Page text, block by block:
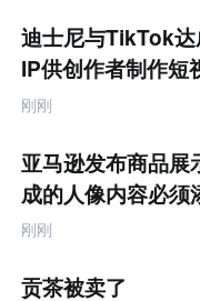
题
迪士尼与TikTok
IP供创作者制作短
刚刚
亚马逊发布商品展
成的人像内容必须
据
刚刚
贡茶被卖了